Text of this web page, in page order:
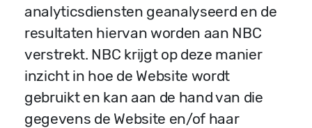
analyticsdiensten geanalyseerd en de
resultaten hiervan worden aan NBC
verstrekt. NBC krijgt op deze manier
inzicht in hoe de Website wordt
gebruikt en kan aan de hand van die
gegevens de Website en/of haar